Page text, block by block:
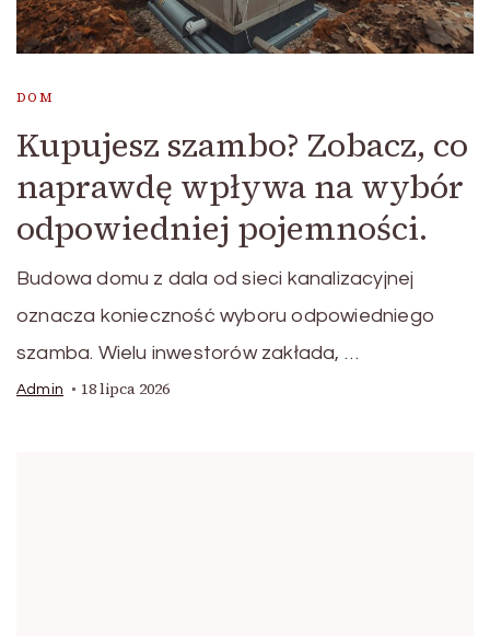
DOM
Kupujesz szambo? Zobacz, co
naprawdę wpływa na wybór
odpowiedniej pojemności.
Budowa domu z dala od sieci kanalizacyjnej
oznacza konieczność wyboru odpowiedniego
szamba. Wielu inwestorów zakłada, …
Admin 18 lipca 2026